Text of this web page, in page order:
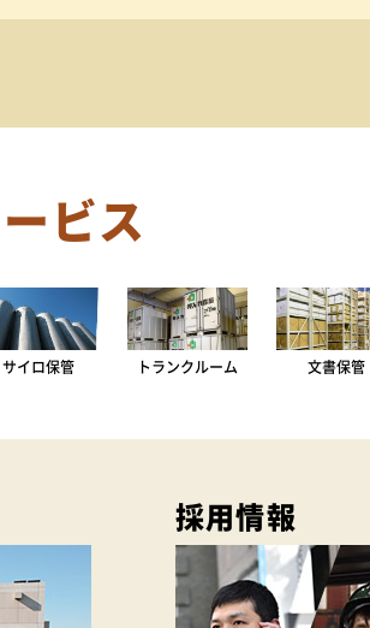
ビス
サイロ保管 トランクルーム 文書保管
採用情報